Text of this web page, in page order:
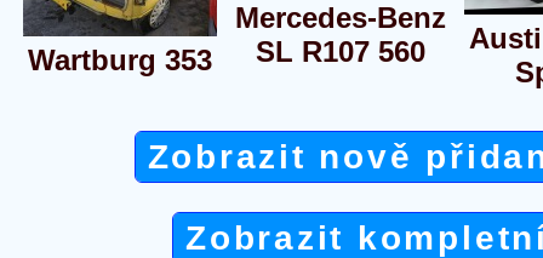
Wartburg 353
Mercedes-Benz
SL R107 560
Zobrazit nově
Zobrazit